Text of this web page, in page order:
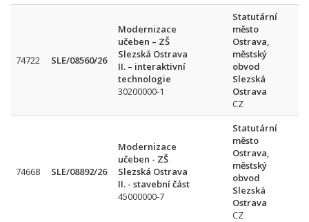
74722 SLE/08560/26
Modernizace
učeben – ZŠ
Slezská Ostrava
II. – interaktivní
technologie
30200000-1
Statutární
město
Ostrava,
městský
obvod
Slezská
Ostrava
CZ
74668 SLE/08892/26
Modernizace
učeben - ZŠ
Slezská Ostrava
II. - stavební část
45000000-7
Statutární
město
Ostrava,
městský
obvod
Slezská
Ostrava
CZ